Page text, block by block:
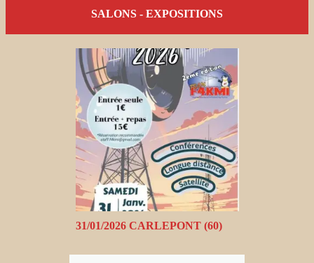
SALONS - EXPOSITIONS
31/01/2026 CARLEPONT (60)